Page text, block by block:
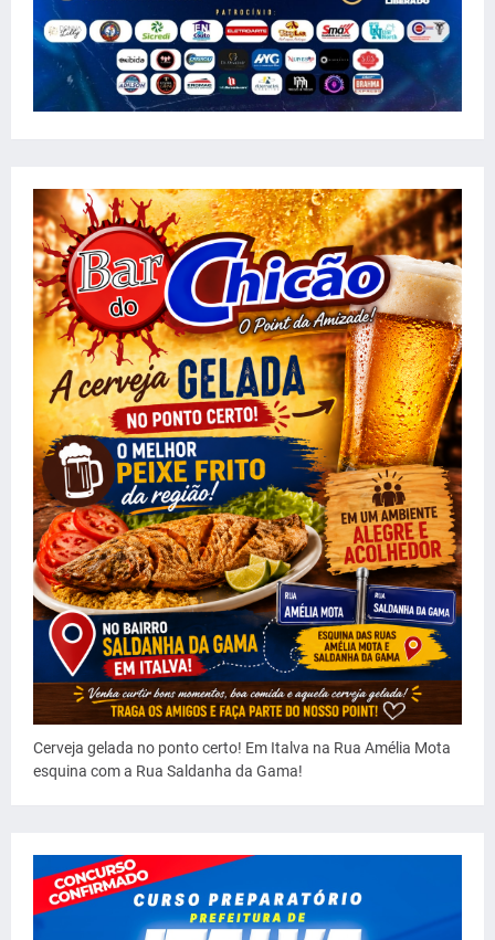
Cerveja gelada no ponto certo! Em Italva na Rua Amélia Mota
esquina com a Rua Saldanha da Gama!